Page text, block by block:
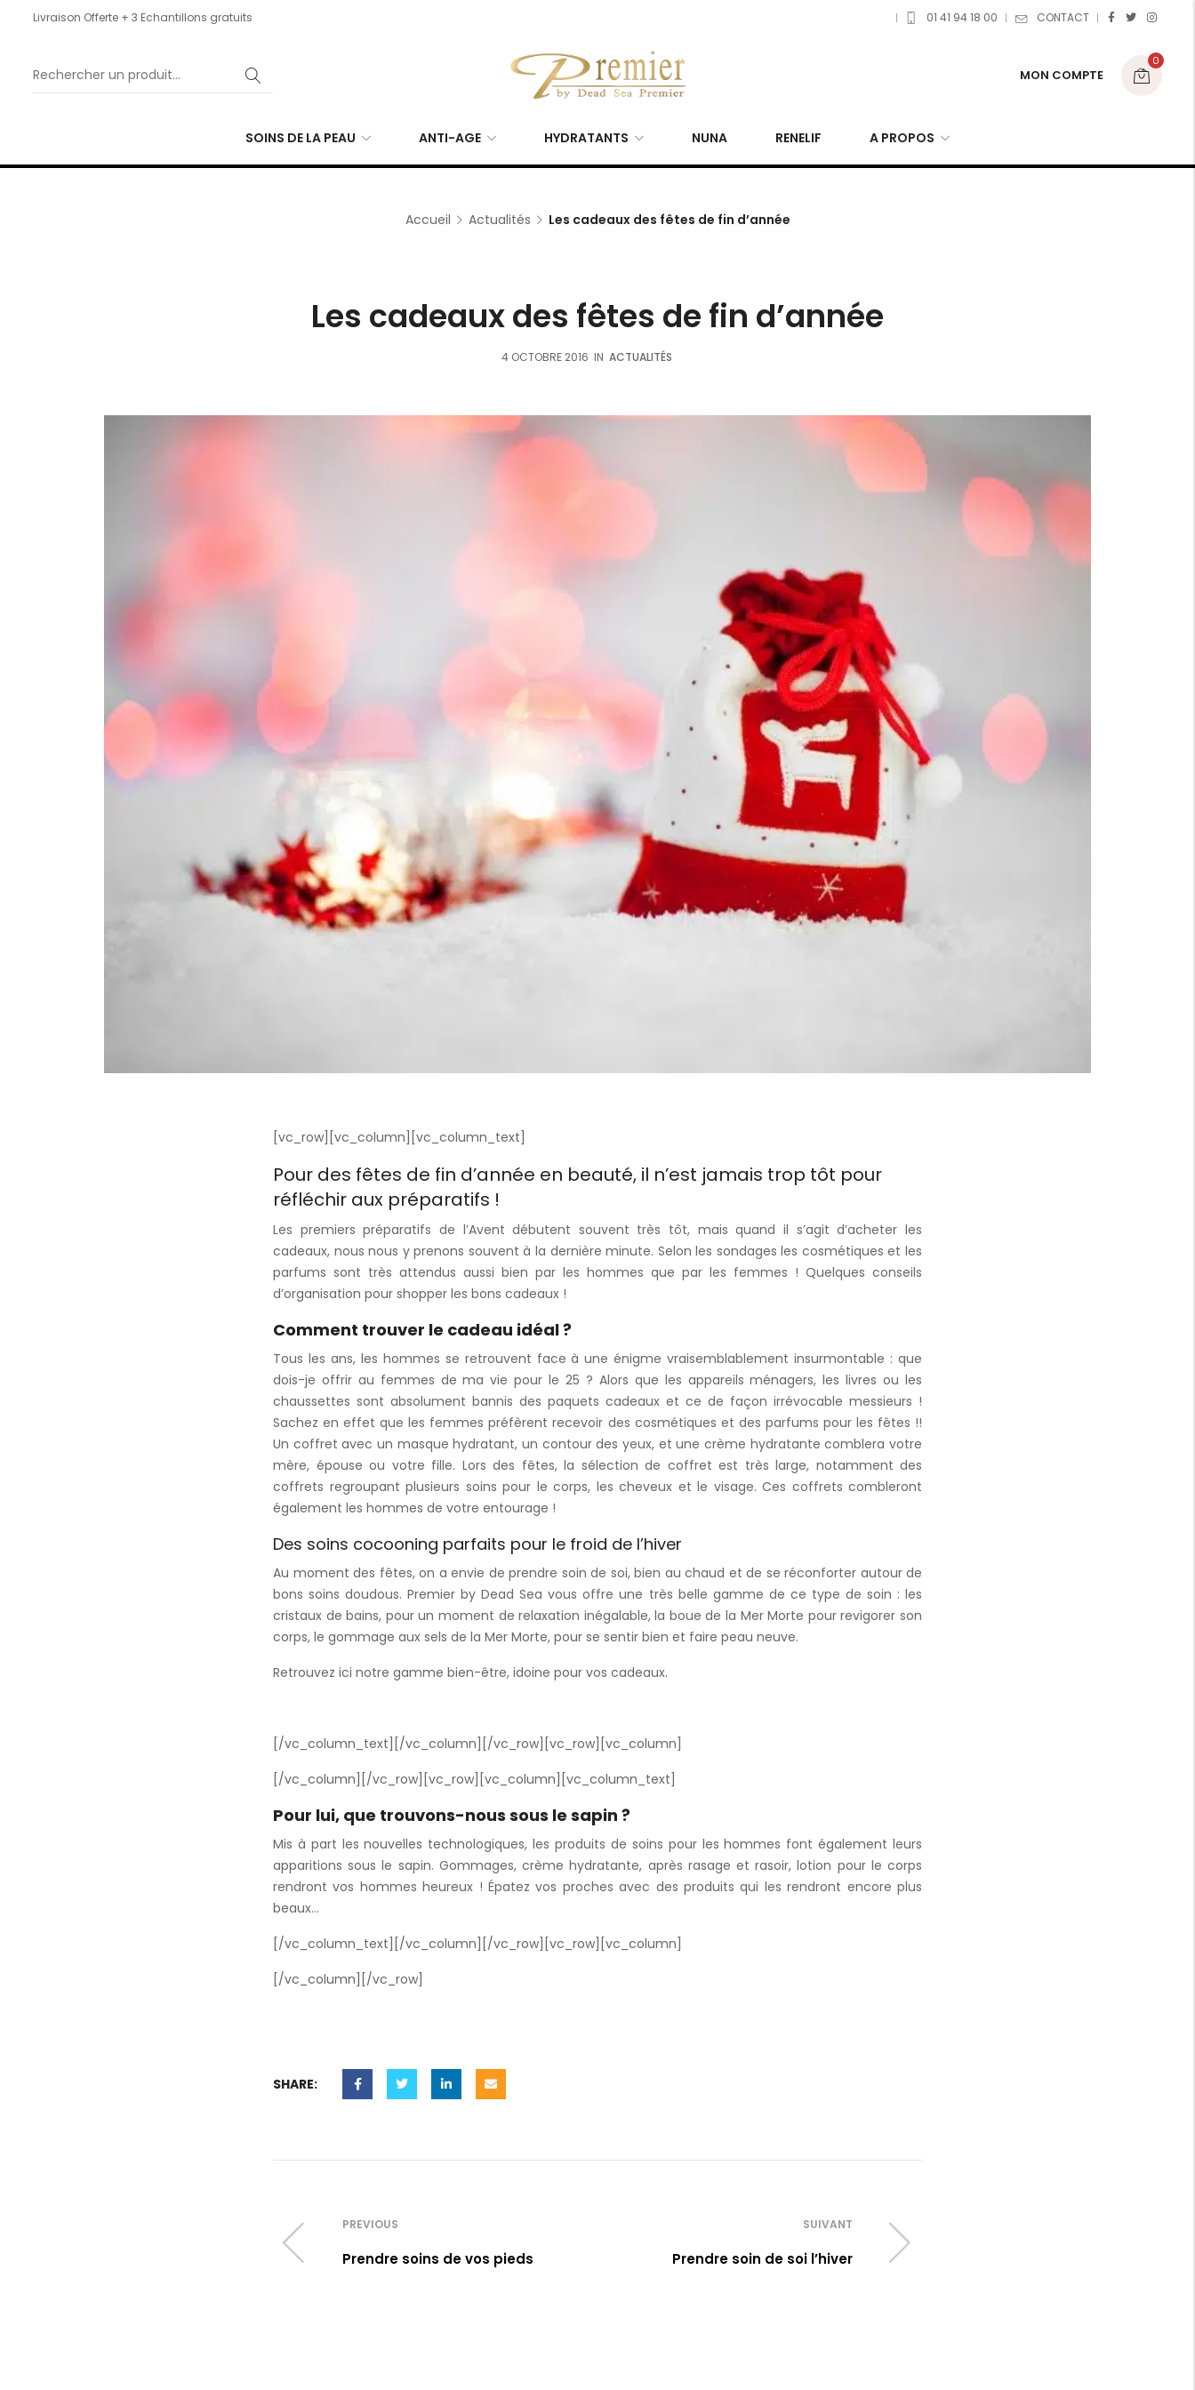
Livraison Offerte + 3 Echantillons gratuits 01 41 94 18 00 CONTACT
MON COMPTE
0
SOINS DE LA PEAU ANTI-AGE HYDRATANTS NUNA RENELIF A PROPOS
Accueil Actualités Les cadeaux des fêtes de fin d’année
Les cadeaux des fêtes de fin d’année
4 OCTOBRE 2016 IN ACTUALITÉS
[vc_row][vc_column][vc_column_text]
Pour des fêtes de fin d’année en beauté, il n’est jamais trop tôt pour
réfléchir aux préparatifs !
Les premiers préparatifs de l’Avent débutent souvent très tôt, mais quand il s’agit d’acheter les
cadeaux, nous nous y prenons souvent à la dernière minute. Selon les sondages les cosmétiques et les
parfums sont très attendus aussi bien par les hommes que par les femmes ! Quelques conseils
d’organisation pour shopper les bons cadeaux !
Comment trouver le cadeau idéal ?
Tous les ans, les hommes se retrouvent face à une énigme vraisemblablement insurmontable : que
dois-je offrir au femmes de ma vie pour le 25 ? Alors que les appareils ménagers, les livres ou les
chaussettes sont absolument bannis des paquets cadeaux et ce de façon irrévocable messieurs !
Sachez en effet que les femmes préfèrent recevoir des cosmétiques et des parfums pour les fêtes !!
Un coffret avec un masque hydratant, un contour des yeux, et une crème hydratante comblera votre
mère, épouse ou votre fille. Lors des fêtes, la sélection de coffret est très large, notamment des
coffrets regroupant plusieurs soins pour le corps, les cheveux et le visage. Ces coffrets combleront
également les hommes de votre entourage !
Des soins cocooning parfaits pour le froid de l’hiver
Au moment des fêtes, on a envie de prendre soin de soi, bien au chaud et de se réconforter autour de
bons soins doudous. Premier by Dead Sea vous offre une très belle gamme de ce type de soin : les
cristaux de bains, pour un moment de relaxation inégalable, la boue de la Mer Morte pour revigorer son
corps, le gommage aux sels de la Mer Morte, pour se sentir bien et faire peau neuve.
Retrouvez ici notre gamme bien-être, idoine pour vos cadeaux.
[/vc_column_text][/vc_column][/vc_row][vc_row][vc_column]
[/vc_column][/vc_row][vc_row][vc_column][vc_column_text]
Pour lui, que trouvons-nous sous le sapin ?
Mis à part les nouvelles technologiques, les produits de soins pour les hommes font également leurs
apparitions sous le sapin. Gommages, crème hydratante, après rasage et rasoir, lotion pour le corps
rendront vos hommes heureux ! Épatez vos proches avec des produits qui les rendront encore plus
beaux…
[/vc_column_text][/vc_column][/vc_row][vc_row][vc_column]
[/vc_column][/vc_row]
SHARE:
PREVIOUS
Prendre soins de vos pieds
SUIVANT
Prendre soin de soi l’hiver